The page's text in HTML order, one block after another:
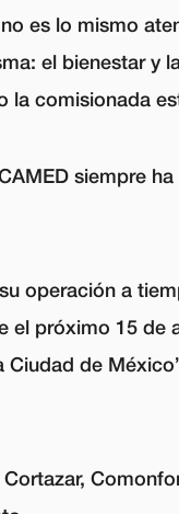
es lo mismo
el bienestar y
la comisionada
siempre
operación a
el próximo 15
de